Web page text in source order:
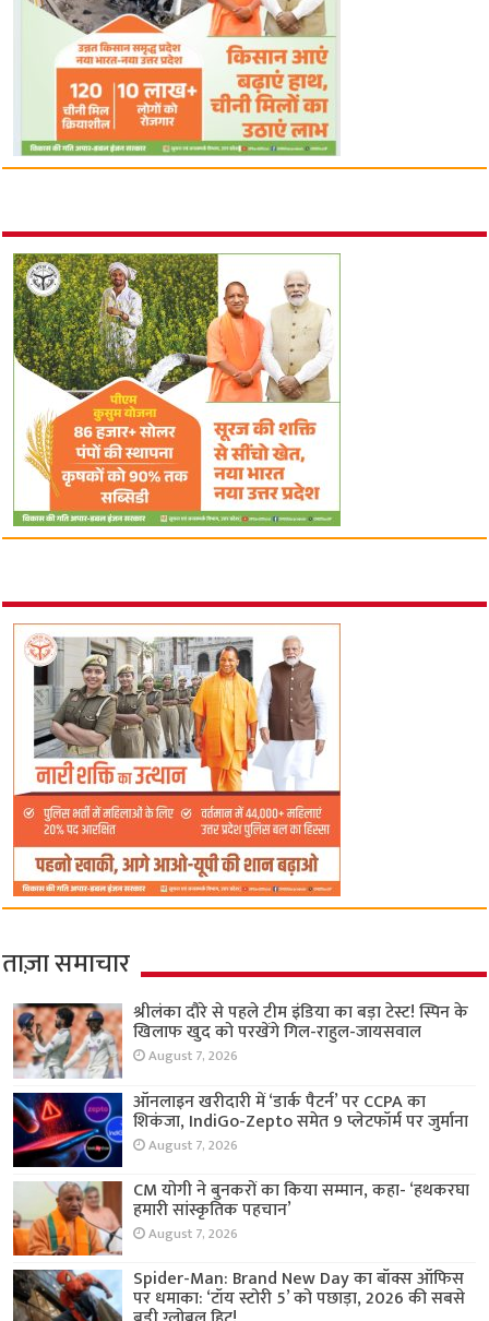
ताज़ा समाचार
श्रीलंका दौरे से पहले टीम इंडिया का बड़ा टेस्ट! स्पिन के
खिलाफ खुद को परखेंगे गिल-राहुल-जायसवाल
August 7, 2026
ऑनलाइन खरीदारी में ‘डार्क पैटर्न’ पर CCPA का
शिकंजा, IndiGo-Zepto समेत 9 प्लेटफॉर्म पर जुर्माना
August 7, 2026
CM योगी ने बुनकरों का किया सम्मान, कहा- ‘हथकरघा
हमारी सांस्कृतिक पहचान’
August 7, 2026
Spider-Man: Brand New Day का बॉक्स ऑफिस
पर धमाका: ‘टॉय स्टोरी 5’ को पछाड़ा, 2026 की सबसे